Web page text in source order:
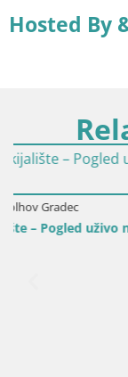
Hosted By
dio
Slovenija /